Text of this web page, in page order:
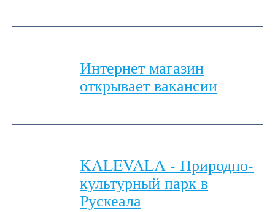
Интернет магазин
открывает вакансии
KALEVALA - Природно-
культурный парк в
Рускеала